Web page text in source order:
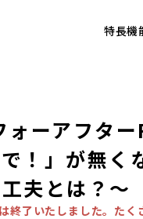
特長機
ォーアフタ
！」が無く
夫とは？〜
終了いたしました。たく